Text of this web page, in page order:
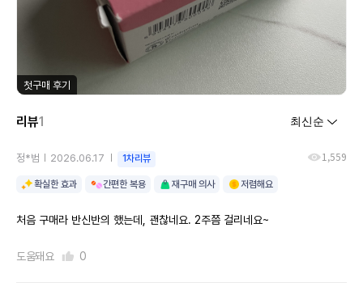
첫구매 후기
리뷰1
정*범 2026.06.17 1차리뷰 1,559
확실한 효과 간편한 복용 재구매 의사 저렴해요
처음 구매라 반신반의 했는데, 괜찮네요. 2주쯤 걸리네요~
도움돼요 0